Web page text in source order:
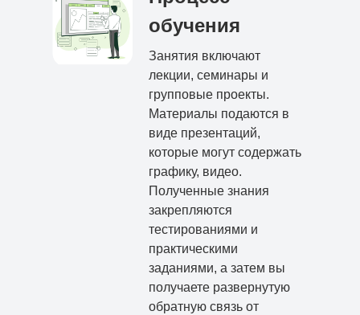
обучения
Занятия включают
лекции, семинары и
групповые проекты.
Материалы подаются в
виде презентаций,
которые могут содержать
графику, видео.
Полученные знания
закрепляются
тестированиями и
практическими
заданиями, а затем вы
получаете развернутую
обратную связь от